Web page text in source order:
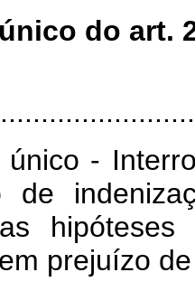
do art.
único -
de
prejuízo